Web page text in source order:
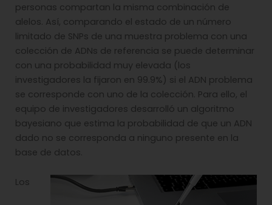
personas compartan la misma combinación de
alelos. Así, comparando el estado de un número
limitado de SNPs de una muestra problema con una
colección de ADNs de referencia se puede determinar
con una probabilidad muy elevada (los
investigadores la fijaron en 99.9%) si el ADN problema
se corresponde con uno de la colección. Para ello, el
equipo de investigadores desarrolló un algoritmo
bayesiano que estima la probabilidad de que un ADN
dado no se corresponda a ninguno presente en la
base de datos.
Los